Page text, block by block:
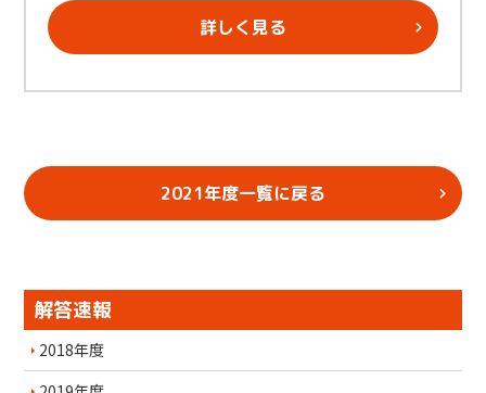
詳しく見る
2021年度一覧に戻る
解答速報
2018年度